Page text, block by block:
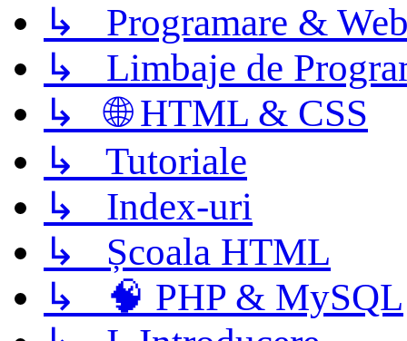
↳ Programare &
↳ Limbaje de
↳ 🌐 HTML & CSS
↳ Tutoriale
↳ Index-uri
↳ Școala HTML
↳ 🧠 PHP & MySQL